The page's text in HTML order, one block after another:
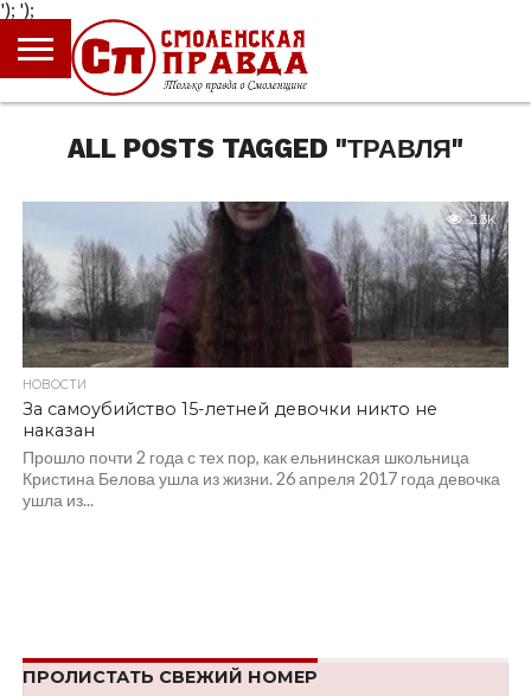
');
ГЛАВНАЯ
НОВОСТИ
ПРОИСШЕСТВИЯ
ПОЛИТИКА
КУЛЬТУРА
ЭКОНОМИКА
ОБЩЕСТВО
БЛОГИ
ALL POSTS TAGGED "ТРАВЛЯ"
2.3K
НОВОСТИ
За самоубийство 15-летней девочки никто не
наказан
Прошло почти 2 года с тех пор, как ельнинская школьница
Кристина Белова ушла из жизни. 26 апреля 2017 года девочка
ушла из...
ПРОЛИСТАТЬ СВЕЖИЙ НОМЕР
');